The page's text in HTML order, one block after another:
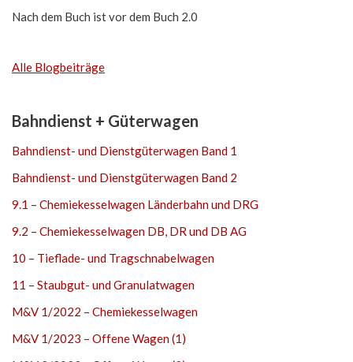
Nach dem Buch ist vor dem Buch 2.0
Alle Blogbeiträge
Bahndienst + Güterwagen
Bahndienst- und Dienstgüterwagen Band 1
Bahndienst- und Dienstgüterwagen Band 2
9.1 – Chemiekesselwagen Länderbahn und DRG
9.2 – Chemiekesselwagen DB, DR und DB AG
10 – Tieflade- und Tragschnabelwagen
11 – Staubgut- und Granulatwagen
M&V 1/2022 – Chemiekesselwagen
M&V 1/2023 – Offene Wagen (1)